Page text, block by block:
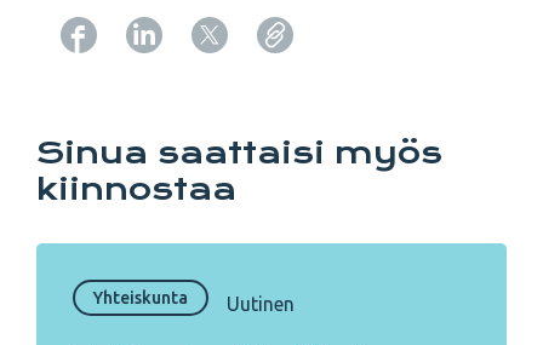
Sinua saattaisi myös
kiinnostaa
Yhteiskunta Uutinen